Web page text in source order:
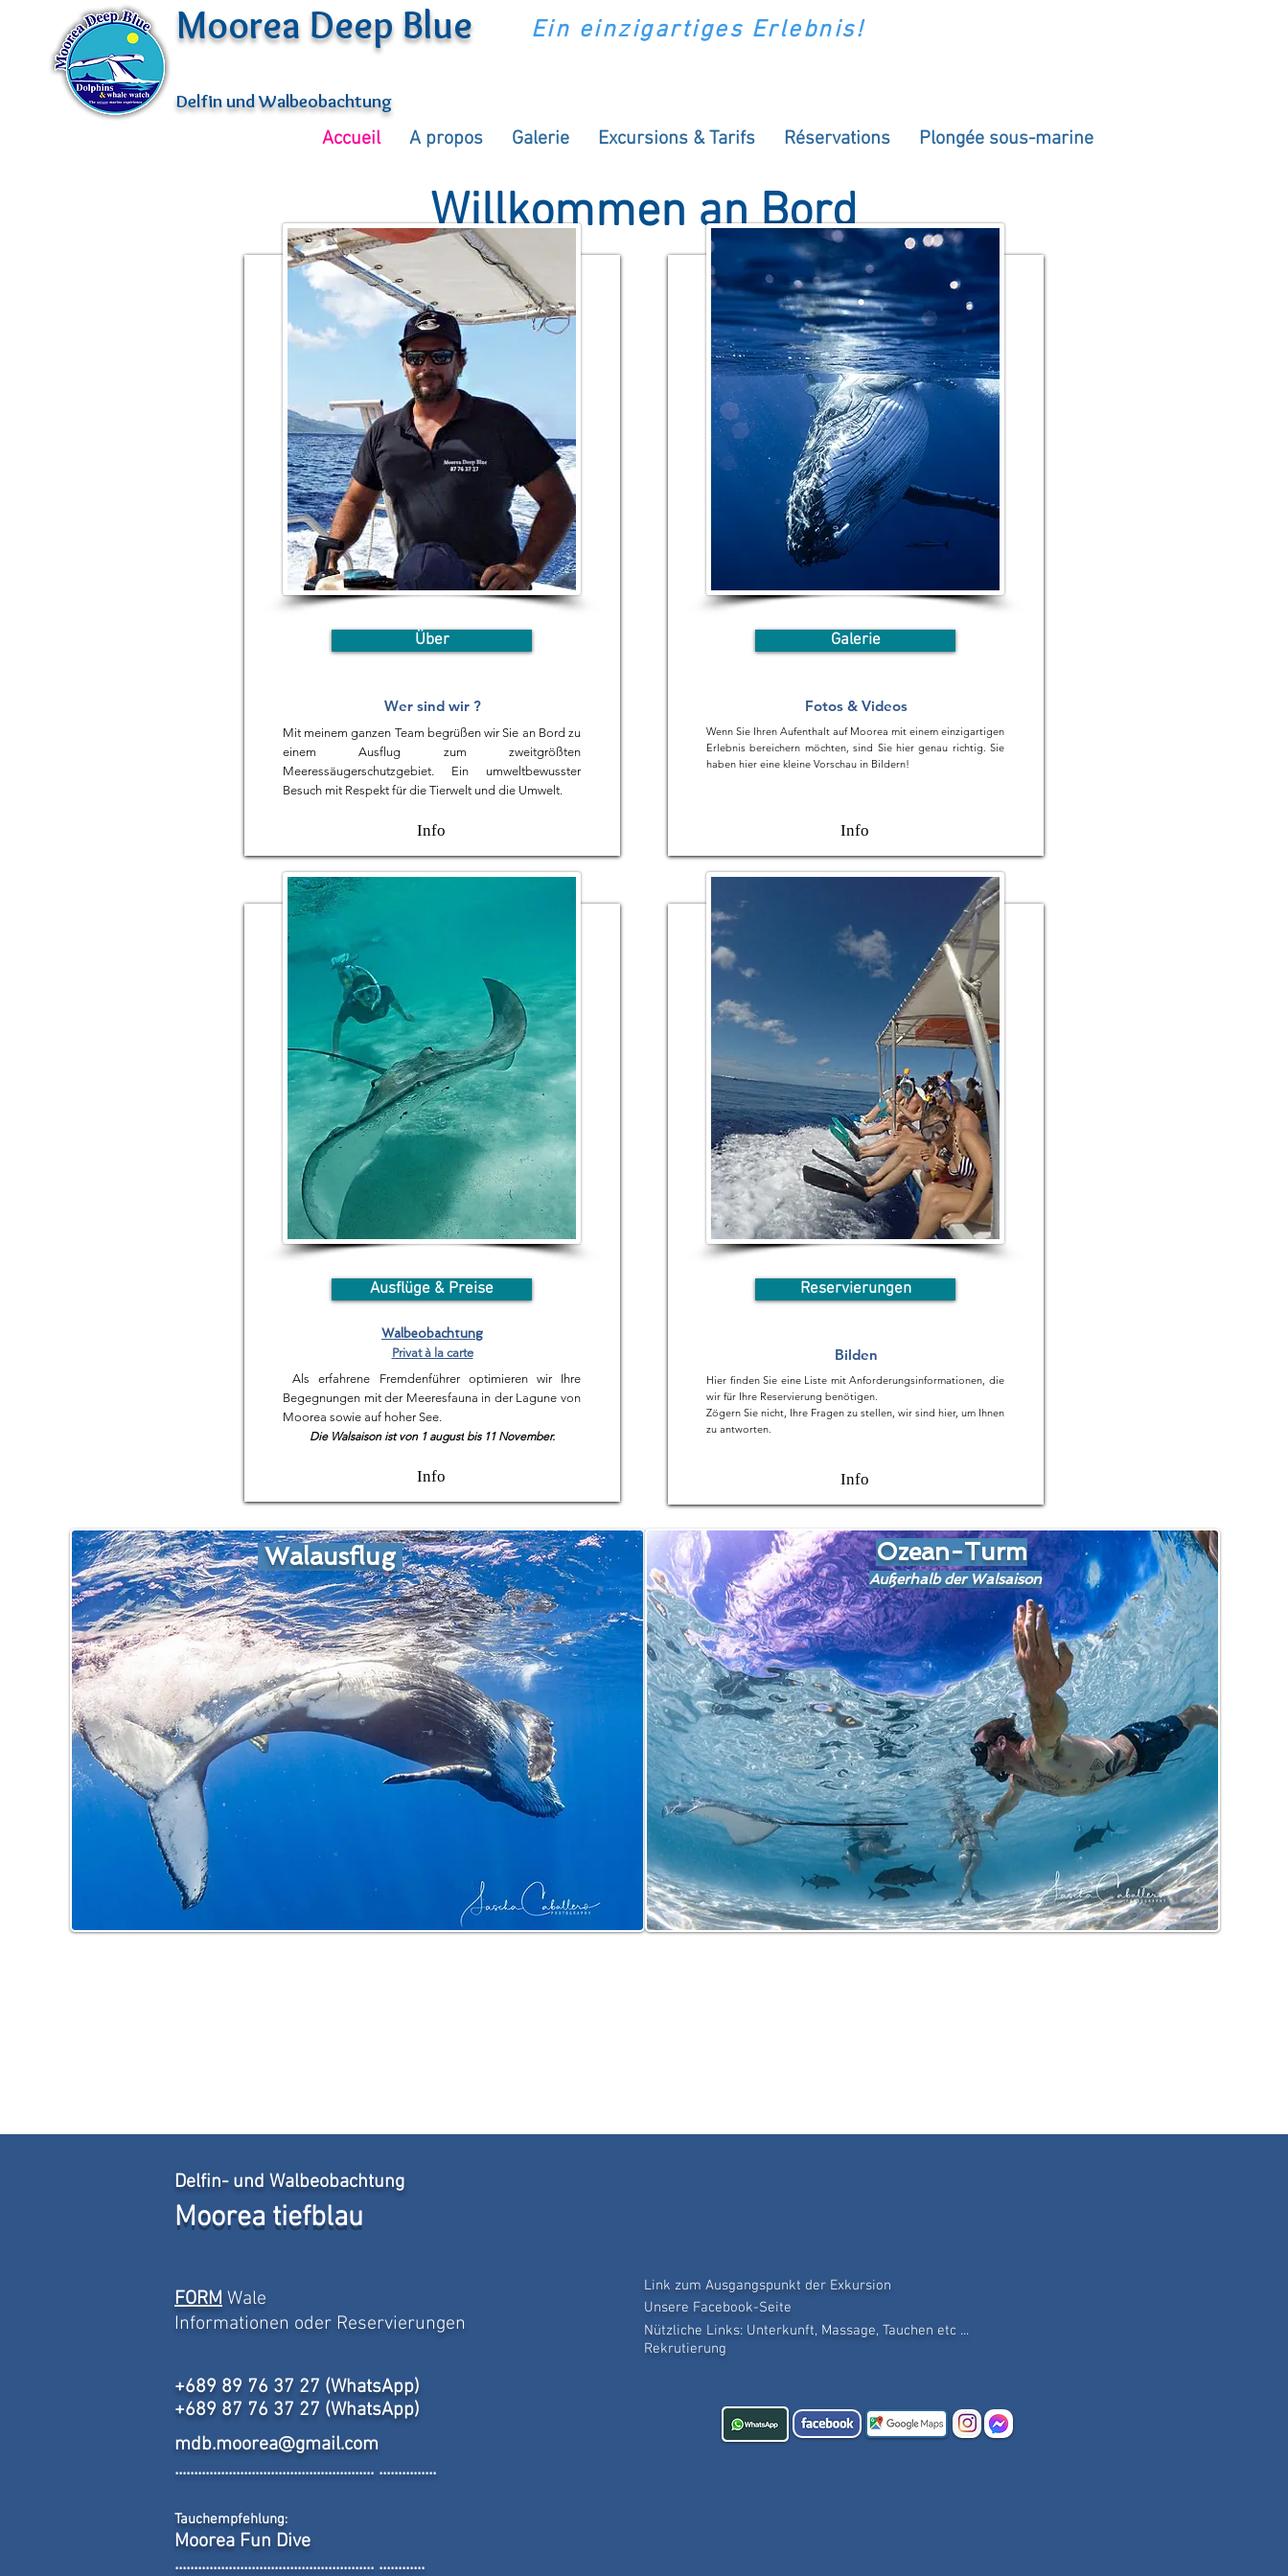
Moorea Deep Blue Ein einzigartiges Erlebnis!
Delfin und Walbeobachtung
Accueil A propos Galerie Excursions & Tarifs Réservations Plongée sous-marine
Willkommen an Bord
Über
Wer sind wir ?
Mit meinem ganzen Team begrüßen wir Sie an Bord zu
einem Ausflug zum zweitgrößten
Meeressäugerschutzgebiet. Ein umweltbewusster
Besuch mit Respekt für die Tierwelt und die Umwelt.
Info
Ausflüge & Preise
Walbeobachtung
Privat à la carte
​Als erfahrene Fremdenführer optimieren wir Ihre
Begegnungen mit der Meeresfauna in der Lagune von
Moorea sowie auf hoher See.
Die Walsaison ist von 1 augustbis 11 November.
Info
Galerie
Fotos & Videos
Wenn Sie Ihren Aufenthalt auf Moorea mit einem einzigartigen
Erlebnis bereichern möchten, sind Sie hier genau richtig. Sie
haben hier eine kleine Vorschau in Bildern!
Info
Reservierungen
Bilden
Hier finden Sie eine Liste mit Anforderungsinformationen, die
wir für Ihre Reservierung benötigen.
Zögern Sie nicht, Ihre Fragen zu stellen, wir sind hier, um Ihnen
zu antworten.
Info
Walausflug Ozean-Turm
Außerhalb der Walsaison
Delfin- und Walbeobachtung
Moorea tiefblau
FORM Wale
Informationen oder Reservierungen
+689 89 76 37 27 (WhatsApp)
+689 87 76 37 27 (WhatsApp)
mdb.moorea@gmail.com
.................................................... ...............
Link zum Ausgangspunkt der Exkursion
Unsere Facebook-Seite
Nützliche Links: Unterkunft, Massage, Tauchen etc ...
Rekrutierung
Tauchempfehlung:
Moorea Fun Dive
.................................................... ............